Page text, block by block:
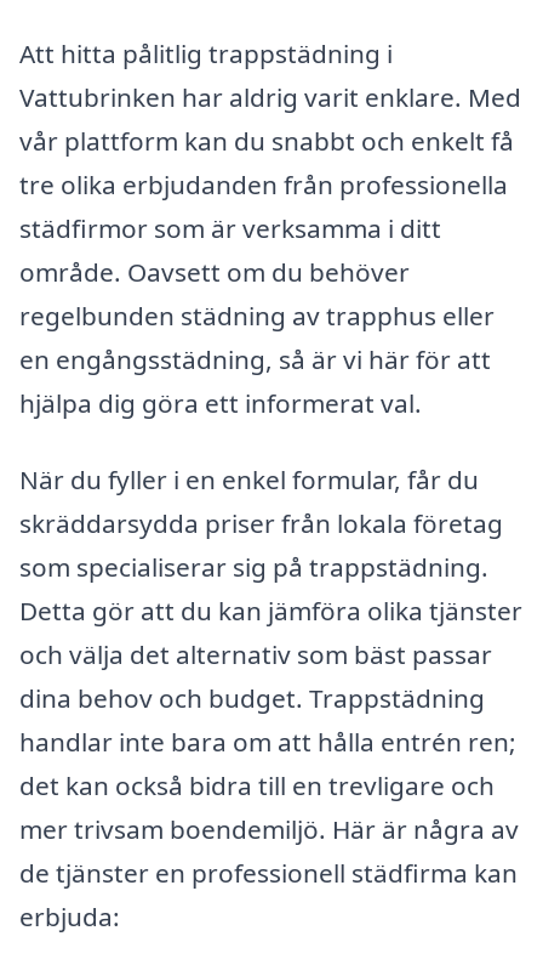
Att hitta pålitlig trappstädning i
Vattubrinken har aldrig varit enklare. Med
vår plattform kan du snabbt och enkelt få
tre olika erbjudanden från professionella
städfirmor som är verksamma i ditt
område. Oavsett om du behöver
regelbunden städning av trapphus eller
en engångsstädning, så är vi här för att
hjälpa dig göra ett informerat val.
När du fyller i en enkel formular, får du
skräddarsydda priser från lokala företag
som specialiserar sig på trappstädning.
Detta gör att du kan jämföra olika tjänster
och välja det alternativ som bäst passar
dina behov och budget. Trappstädning
handlar inte bara om att hålla entrén ren;
det kan också bidra till en trevligare och
mer trivsam boendemiljö. Här är några av
de tjänster en professionell städfirma kan
erbjuda: